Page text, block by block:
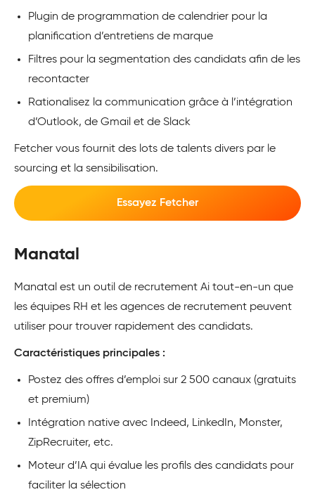
Plugin de programmation de calendrier pour la
planification d’entretiens de marque
Filtres pour la segmentation des candidats afin de les
recontacter
Rationalisez la communication grâce à l’intégration
d’Outlook, de Gmail et de Slack
Fetcher vous fournit des lots de talents divers par le
sourcing et la sensibilisation.
Essayez Fetcher
Manatal
Manatal est un outil de recrutement Ai tout-en-un que
les équipes RH et les agences de recrutement peuvent
utiliser pour trouver rapidement des candidats.
Caractéristiques principales :
Postez des offres d’emploi sur 2 500 canaux (gratuits
et premium)
Intégration native avec Indeed, LinkedIn, Monster,
ZipRecruiter, etc.
Moteur d’IA qui évalue les profils des candidats pour
faciliter la sélection